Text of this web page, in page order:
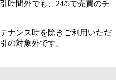
時間外でも、24/5で売買のチ
ナンス時を除きご利用いただ
の対象外です。